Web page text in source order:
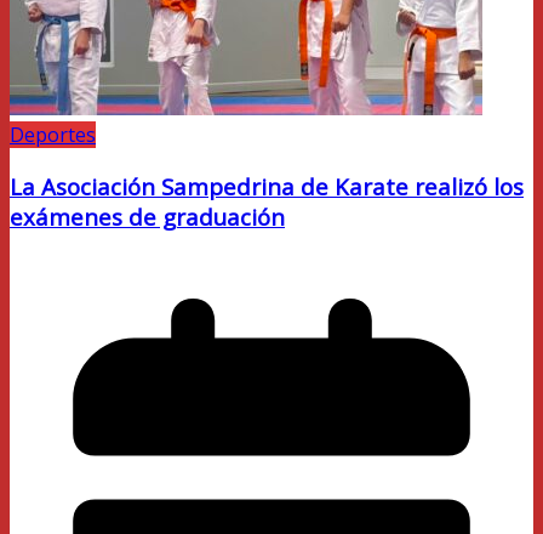
Deportes
La Asociación Sampedrina de Karate realizó los
exámenes de graduación